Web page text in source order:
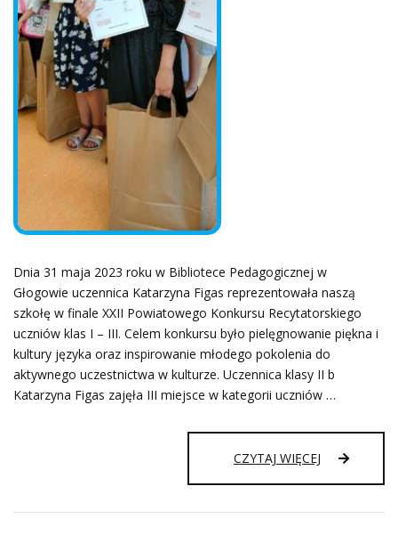
Dnia 31 maja 2023 roku w Bibliotece Pedagogicznej w
Głogowie uczennica Katarzyna Figas reprezentowała naszą
szkołę w finale XXII Powiatowego Konkursu Recytatorskiego
uczniów klas I – III. Celem konkursu było pielęgnowanie piękna i
kultury języka oraz inspirowanie młodego pokolenia do
aktywnego uczestnictwa w kulturze. Uczennica klasy II b
Katarzyna Figas zajęła III miejsce w kategorii uczniów …
CZYTAJ WIĘCEJ KASIA
LAUREATKĄ